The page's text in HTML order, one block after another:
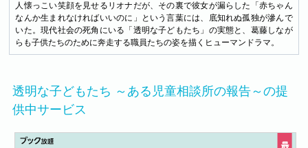
人懐っこい笑顔を見せるリオナだが、その裏で彼女が漏らした「赤ちゃん
なんか生まれなければいいのに」という言葉には、底知れぬ孤独が滲んで
いた。現代社会の死角にいる「透明な子どもたち」の実態と、葛藤しなが
らも子供たちのために奔走する職員たちの姿を描くヒューマンドラマ。
透明な子どもたち ～ある児童相談所の報告～の提
供中サービス